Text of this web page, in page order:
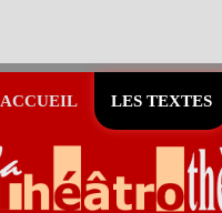
ACCUEIL LES TEXTES